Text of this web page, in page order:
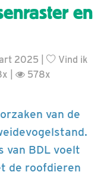
en
2025 |
Vind ik
| 578x
van de
van BDL voelt
de roofdieren